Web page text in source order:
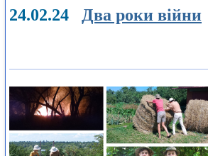
24.02.24 Два роки війни